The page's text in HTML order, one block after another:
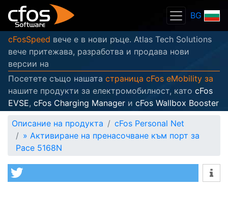
BG
cFosSpeed вече е в нови ръце. Atlas Tech Solutions
вече притежава, разработва и продава нови
версии на
Посетете също нашата страница cFos eMobility за
нашите продукти за електромобилност, като cFos
EVSE, cFos Charging Manager и cFos Wallbox Booster
Описание на продукта
cFos Personal Net
» Активиране на пренасочване към порт за
Pace 5168N